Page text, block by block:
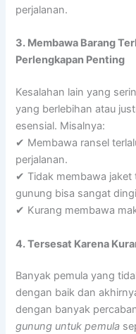
perjalanan.
3. Membawa Barang
Perlengkapan Penting
Kesalahan lain yang
yang berlebihan atau
esensial. Misalnya:
✔ Membawa ransel
perjalanan.
✔ Tidak membawa jaket
gunung bisa sangat
✔ Kurang membawa
4. Tersesat Karena
Banyak pemula yang
dengan baik dan
dengan banyak
gunung untuk pemula